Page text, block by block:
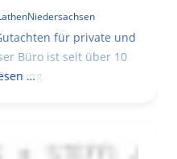
Niedersachsen
für private und
Büro ist seit über 10
…